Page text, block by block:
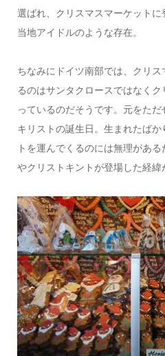
選ばれ、クリスマスマーケット
当地アイドルのような存在。
ちなみにドイツ南部では、クリス
るのはサンタクロースではなく
っているのだそうです。元をただ
キリストの誕生日。生まれたば
トを運んでくるのには無理があ
やクリストキントが登場した経緯